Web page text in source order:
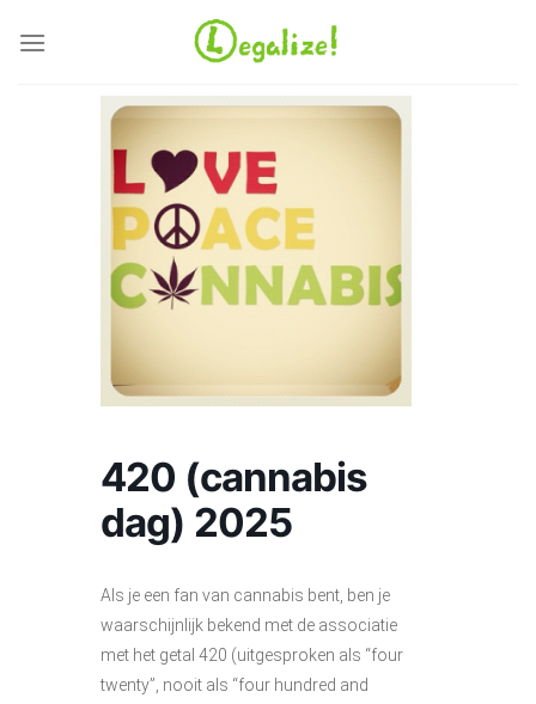
naar
420 (cannabis
dag) 2025
Als je een fan van cannabis bent, ben je
waarschijnlijk bekend met de associatie
met het getal 420 (uitgesproken als “four
twenty”, nooit als “four hundred and